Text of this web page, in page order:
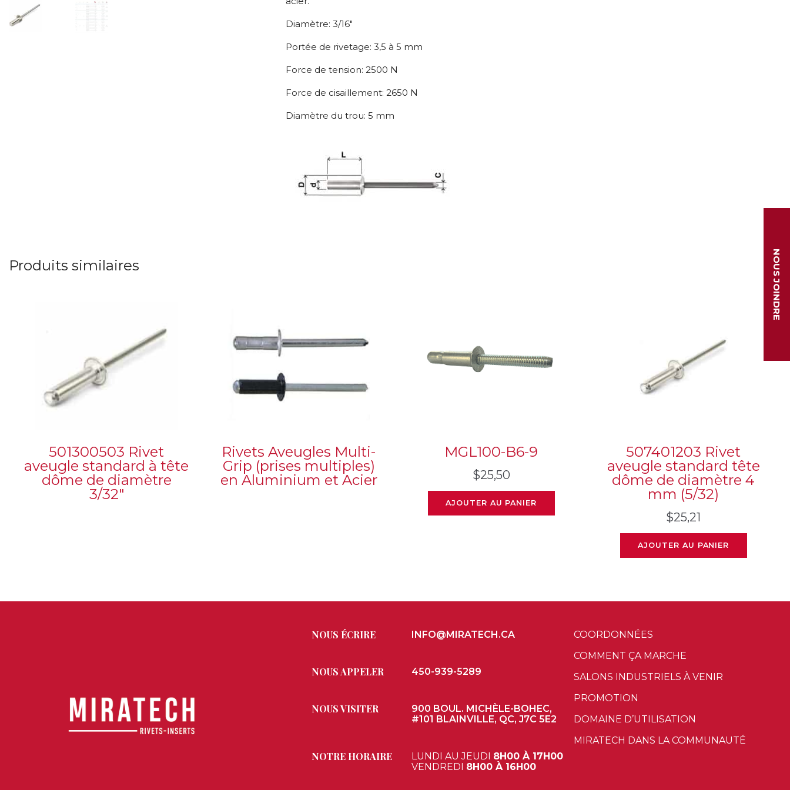
Diamètre: 3/16″
Portée de rivetage: 3,5 à 5 mm
Force de tension: 2500 N
Force de cisaillement: 2650 N
Diamètre du trou: 5 mm
Produits similaires
501300503 Rivet
aveugle standard à tête
dôme de diamètre
3/32″
Rivets Aveugles Multi-
Grip (prises multiples)
en Aluminium et Acier
MGL100-B6-9
$25,50
AJOUTER AU PANIER
507401203 Rivet
aveugle standard tête
dôme de diamètre 4
mm (5/32)
$25,21
AJOUTER AU PANIER
NOUS ÉCRIRE INFO@MIRATECH.CA
NOUS APPELER 450-939-5289
NOUS VISITER
900 BOUL. MICHÈLE-BOHEC,
#101 BLAINVILLE, QC, J7C 5E2
NOTRE HORAIRE LUNDI AU JEUDI 8H00 À 17H00
VENDREDI 8H00 À 16H00
COORDONNÉES
COMMENT ÇA MARCHE
SALONS INDUSTRIELS À VENIR
PROMOTION
DOMAINE D’UTILISATION
MIRATECH DANS LA COMMUNAUTÉ
NOUS JOINDRE